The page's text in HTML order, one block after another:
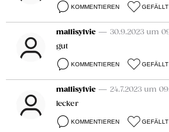
KOMMENTIEREN
mallisylvie — 30.9.2023 um
gut
KOMMENTIEREN
mallisylvie — 24.7.2023 um
lecker
KOMMENTIEREN